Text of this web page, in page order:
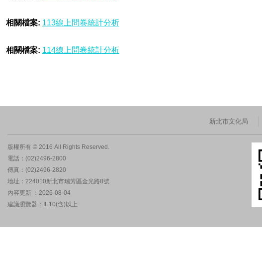
相關檔案: 113線上問卷統計分析
相關檔案: 114線上問卷統計分析
新北市文化局
版權所有 © 2016 All Rights Reserved.
電話：(02)2496-2800
傳真：(02)2496-2820
地址：224010新北市瑞芳區金光路8號
內容更新 ：2026-08-04
建議瀏覽器：IE10(含)以上